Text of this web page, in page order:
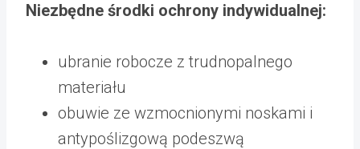
Niezbędne środki ochrony indywidualnej:
ubranie robocze z trudnopalnego
materiału
obuwie ze wzmocnionymi noskami i
antypoślizgową podeszwą